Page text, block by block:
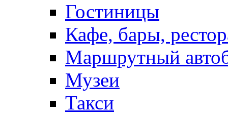
Гостиницы
Кафе, бары,
Маршрутный
Музеи
Такси